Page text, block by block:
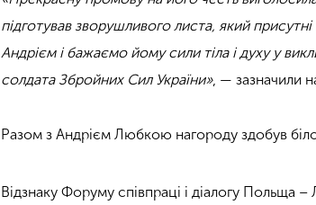
підготував зворушливого листа, який
Андрієм і бажаємо йому сили тіла і духу у
солдата Збройних Сил України», — зазначили
Разом з Андрієм Любкою нагороду здобув
Відзнаку Форуму співпраці і діалогу Польща